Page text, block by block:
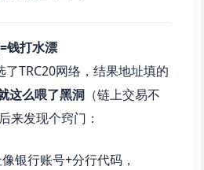
钱打水漂
TRC20网络，结果地址填的
这么喂了黑洞 （链上交易不
来发现个窍门：
像银行账号+分行代码，